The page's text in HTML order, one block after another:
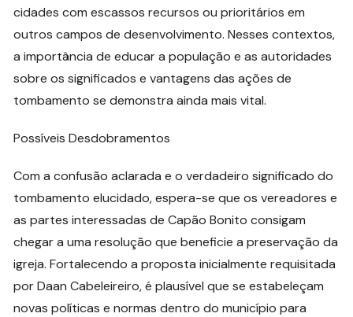
cidades com escassos recursos ou prioritários em
outros campos de desenvolvimento. Nesses contextos,
a importância de educar a população e as autoridades
sobre os significados e vantagens das ações de
tombamento se demonstra ainda mais vital.
Possíveis Desdobramentos
Com a confusão aclarada e o verdadeiro significado do
tombamento elucidado, espera-se que os vereadores e
as partes interessadas de Capão Bonito consigam
chegar a uma resolução que beneficie a preservação da
igreja. Fortalecendo a proposta inicialmente requisitada
por Daan Cabeleireiro, é plausível que se estabeleçam
novas políticas e normas dentro do município para